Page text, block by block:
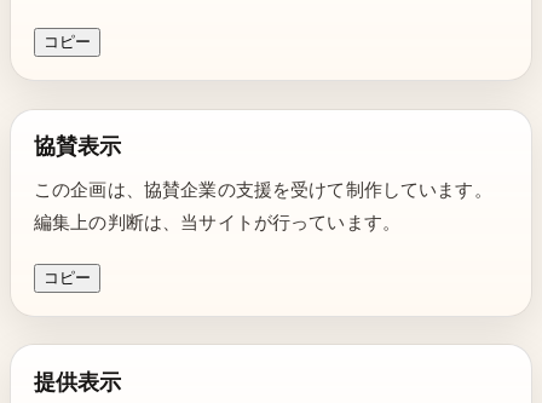
コピー
協賛表示
この企画は、協賛企業の支援を受けて制作しています。
編集上の判断は、当サイトが行っています。
コピー
提供表示